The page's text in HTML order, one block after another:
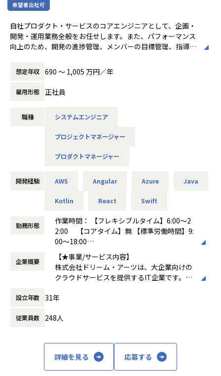
柔軟な働き方が可能です。リモートワーク手
当や環境整備手当も支給され、快適な働き方
をサポートしています
希望者出社可
自社プロダクト・サービスのコアエンジニアとして、企画・
開発・運用業務全般をお任せします。また、パフォーマンス
向上のため、開発の進捗管理、メンバーの目標管理、指導・
主な業務
・開発工程における進捗管理
・課題管理を中心とした開発のとりまとめと推進
不具合調査の指示
用、経験者採用）
エンタープライズで求められる高い堅牢性、長期にわたるサ
生産性を両立すべく常にチャレンジし続けています。
献する」 をコーポレート・ミッションに、「情報共有」と
「対話」を重視した独創的かつ高品質なソリューションとサ
ービスを提供しています。DXを求められる大企業はIT人材不
足を大きな課題として抱えています。私たちはIT人材の不足
をビジネス系人材の活用によって補うことで、大企業の業務
のデジタル化推進を支援しています。弊社は、上場を果たし
ありますので、SaaS企業のエンジニアとしてご活躍いただけ
想定年収 690 〜 1,005 万円／年
雇用形態 正社員
職種 システムエンジニア
プロジェクトマネージャー
プロダクトマネージャー
開発経験 AWS Angular Azure Java
Kotlin React Swift
勤務形態
作業時間： 【フレキシブルタイム】6:00～2
2:00 【コアタイム】無 【標準労働時間】9:
00～18:00
働き方：
フルフレックス制
時間外労働の有無： 有（月平均20時間）
休憩時間： 60分
企業概要
【★事業/サービス内容】
株式会社ドリーム・アーツは、大企業向けの
クラウドサービスを提供するIT企業です。主
「SmartDB®」、多店舗ビジネスを支援する
nsuiteX®」があります。これらのサービス
し、デジタルトランスフォーメーション（D
X）を推進します
【★社風/文化】
設立年数 31年
従業員数 248人
詳細を見る 応募する